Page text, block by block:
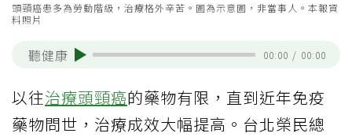
頭頸癌患多為勞動階級，治療格外辛苦。圖為示意圖，非當事人。本報資
料照片
聽健康 00:00 / 00:00
以往治療頭頸癌的藥物有限，直到近年免疫
藥物問世，治療成效大幅提高。台北榮民總